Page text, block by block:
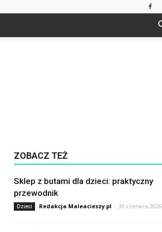
ZOBACZ TEŻ
Sklep z butami dla dzieci: praktyczny
przewodnik
Dzieci Redakcja Maleacieszy.pl - 30 czerwca 2026